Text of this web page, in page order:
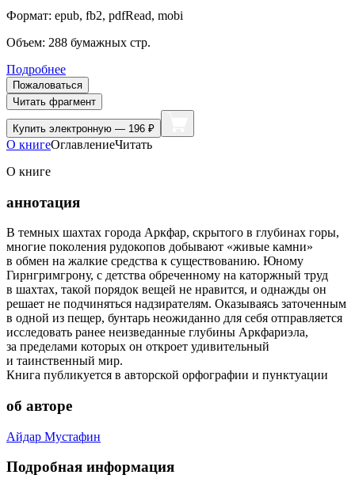
Формат: epub, fb2, pdfRead, mobi
Объем: 288 бумажных стр.
Подробнее
Пожаловаться
Читать фрагмент
Купить электронную — 196 ₽
О книгеОглавлениеЧитать
О книге
аннотация
В темных шахтах города Аркфар, скрытого в глубинах горы,
многие поколения рудокопов добывают «живые камни»
в обмен на жалкие средства к существованию. Юному
Гирнгримгрону, с детства обреченному на каторжный труд
в шахтах, такой порядок вещей не нравится, и однажды он
решает не подчиняться надзирателям. Оказываясь заточенным
в одной из пещер, бунтарь неожиданно для себя отправляется
исследовать ранее неизведанные глубины Аркфариэла,
за пределами которых он откроет удивительный
и таинственный мир.
Книга публикуется в авторской орфографии и пунктуации
об авторе
Айдар Мустафин
Подробная информация